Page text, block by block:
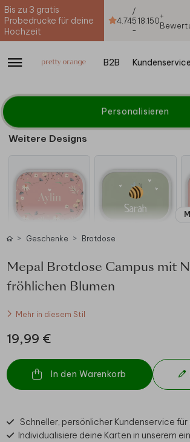
Bis zu 3 gratis
Probedrucke für deine
Hochzeit
4.74
/
5
-
18.150+
B2B Kundenservice
Personalisieren
Weitere Designs
Geschenke Brotdose
Mepal Brotdose Campus mit
fröhlichen Blumen
Mehr in diesem Stil
19,99 €
In den Warenkorb
Schneller, persönlicher Kundenservice für
Individualisiere deine Karten in unserem